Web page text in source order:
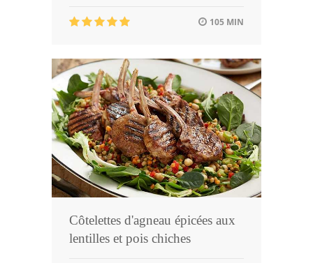
105 MIN
Côtelettes d'agneau épicées aux
lentilles et pois chiches